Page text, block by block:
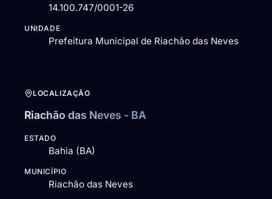
14.100.747/0001-26
UNIDADE
Prefeitura Municipal de Riachão das Neves
LOCALIZAÇÃO
Riachão das Neves - BA
ESTADO
Bahia (BA)
MUNICÍPIO
Riachão das Neves